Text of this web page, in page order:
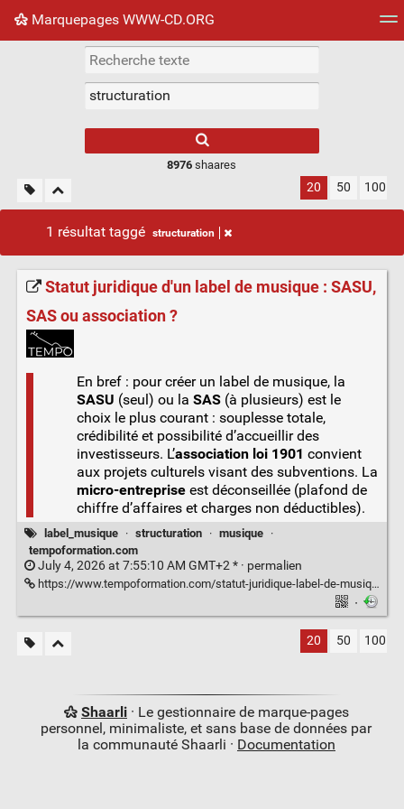
Marquepages WWW-CD.ORG
Nuage de tags Mur d'images
8976 shaares
20 50 100
1 résultat taggé structuration
Statut juridique d'un label de musique : SASU,
SAS ou association ?
En bref : pour créer un label de musique, la
SASU (seul) ou la SAS(à plusieurs) est le
choix le plus courant : souplesse totale,
crédibilité et possibilité d’accueillir des
investisseurs. L’association loi 1901 convient
aux projets culturels visant des subventions. La
micro-entrepriseest déconseillée (plafond de
chiffre d’affaires et charges non déductibles).
label_musique · structuration · musique ·
tempoformation.com
July 4, 2026 at 7:55:10 AM GMT+2 * · permalien
https://www.tempoformation.com/statut-juridique-label-de-musique/
·
20 50 100
Shaarli· Le gestionnaire de marque-pages
personnel, minimaliste, et sans base de données par
la communauté Shaarli · Documentation